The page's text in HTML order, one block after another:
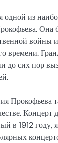
из
Она
войны
времени.
до сих пор
Прокофьева
Концерт
в 1912 году,